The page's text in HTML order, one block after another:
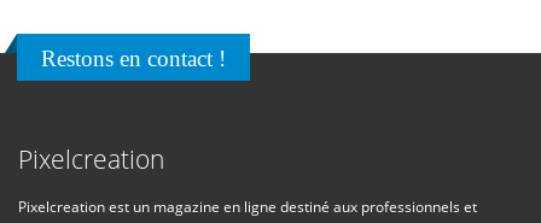
Restons en contact !
Pixelcreation
Pixelcreation est un magazine en ligne destiné aux professionnels et